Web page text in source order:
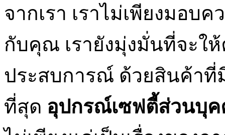
จากเรา เราไม่เพียงมอบ
กับคุณ เรายังมุ่งมั่นที่จะ
ประสบการณ์ ด้วยสินค้า
ที่สุด อุปกรณ์เซฟตี้ส่วนบุ